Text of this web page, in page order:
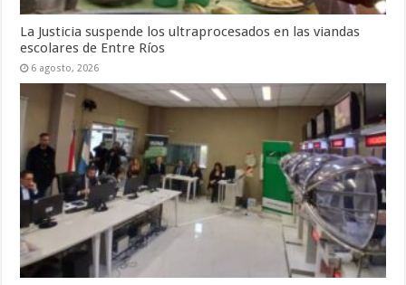
La Justicia suspende los ultraprocesados en las viandas
escolares de Entre Ríos
6 agosto, 2026